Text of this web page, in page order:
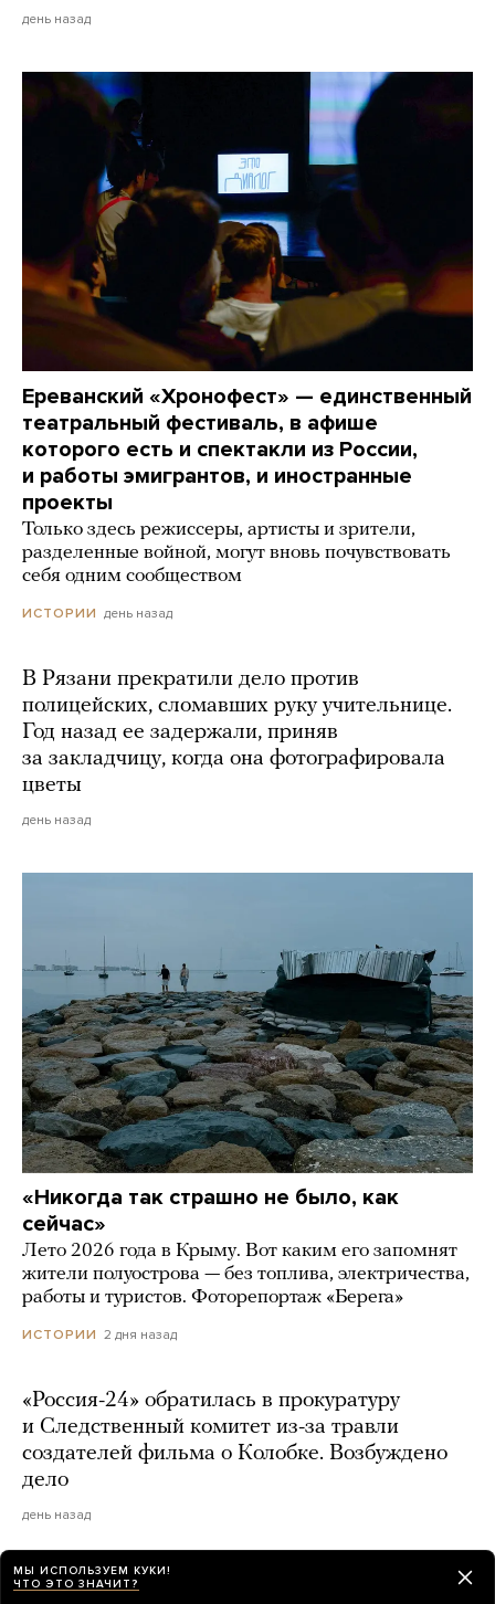
день назад
Ереванский «Хронофест» — единственный
театральный фестиваль, в афише
которого есть и спектакли из России,
и работы эмигрантов, и иностранные
проекты
Только здесь режиссеры, артисты и зрители,
разделенные войной, могут вновь почувствовать
себя одним сообществом
ИСТОРИИ день назад
В Рязани прекратили дело против
полицейских, сломавших руку учительнице.
Год назад ее задержали, приняв
за закладчицу, когда она фотографировала
цветы
день назад
«Никогда так страшно не было, как
сейчас»
Лето 2026 года в Крыму. Вот каким его запомнят
жители полуострова — без топлива, электричества,
работы и туристов. Фоторепортаж «Берега»
ИСТОРИИ 2 дня назад
«Россия-24» обратилась в прокуратуру
и Следственный комитет из-за травли
создателей фильма о Колобке. Возбуждено
дело
день назад
МЫ ИСПОЛЬЗУЕМ КУКИ!
ЧТО ЭТО ЗНАЧИТ?